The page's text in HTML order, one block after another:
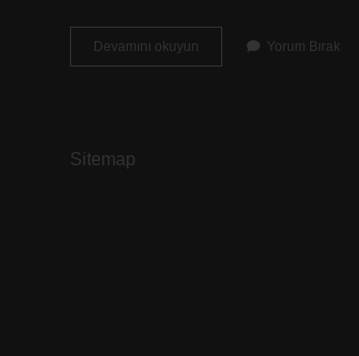
Devamını okuyun
Vadisi
Yorum Bırak
Sitemap